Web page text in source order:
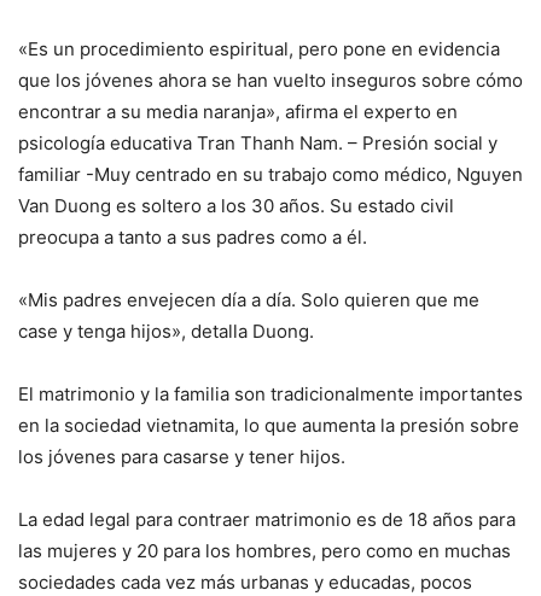
«Es un procedimiento espiritual, pero pone en evidencia
que los jóvenes ahora se han vuelto inseguros sobre cómo
encontrar a su media naranja», afirma el experto en
psicología educativa Tran Thanh Nam. – Presión social y
familiar -Muy centrado en su trabajo como médico, Nguyen
Van Duong es soltero a los 30 años. Su estado civil
preocupa a tanto a sus padres como a él.
«Mis padres envejecen día a día. Solo quieren que me
case y tenga hijos», detalla Duong.
El matrimonio y la familia son tradicionalmente importantes
en la sociedad vietnamita, lo que aumenta la presión sobre
los jóvenes para casarse y tener hijos.
La edad legal para contraer matrimonio es de 18 años para
las mujeres y 20 para los hombres, pero como en muchas
sociedades cada vez más urbanas y educadas, pocos